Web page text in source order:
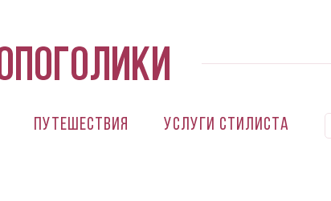
Путешествия Услуги стилиста